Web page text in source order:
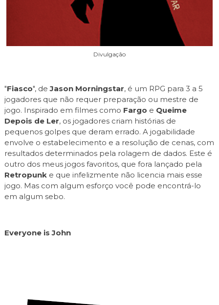
Divulgação
"Fiasco", deJason Morningstar, é um RPG para 3 a 5
jogadores que não requer preparação ou mestre de
jogo. Inspirado em filmes como Fargo e Queime
Depois de Ler, os jogadores criam histórias de
pequenos golpes que deram errado. A jogabilidade
envolve o estabelecimento e a resolução de cenas, com
resultados determinados pela rolagem de dados. Este é
outro dos meus jogos favoritos, que fora lançado pela
Retropunk e que infelizmente não licencia mais esse
jogo. Mas com algum esforço você pode encontrá-lo
em algum sebo.
Everyone is John